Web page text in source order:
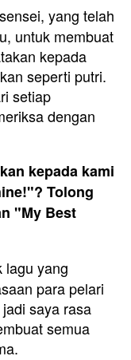
yang telah
untuk membuat
kepada
seperti putri.
setiap
dengan
kepada kami
Tolong
"My Best
lagu yang
para pelari
saya rasa
semua